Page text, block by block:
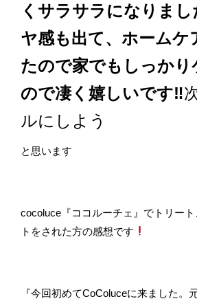
くサラサラになりま
ヤ感も出て、ホームケ
たので家でもしっかり
ので凄く嬉しいです‼︎
ルにしよう
と思います
cocoluce『ココルーチェ』でトリー
トをされた方の感想です
『今回初めてCoColuceに来ました。